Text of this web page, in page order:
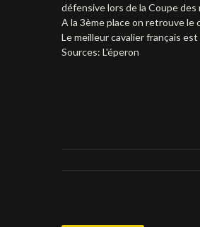
défensive lors de la Coupe
A la 3ème place on retrouve le
Le meilleur cavalier français
Sources: L'éperon